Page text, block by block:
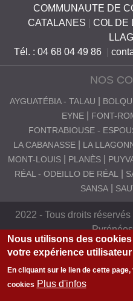
S
C
T
A
COMMUNAUTE DE
CATALANES
COL DE
Tél. : 04 68 04 49 86
NOS
AYGUATÉBIA - TALAU
EYNE
FONT-
FONTRABIOUSE -
LA CABANASSE
LA
MONT-LOUIS
PLANÈS
RÉAL - ODEILLO DE RÉAL
SANSA
2022 - Tous droits
Nous utilisons des
votre expérience utilisateur
En cliquant sur le lien de cette
cookies Plus d'infos